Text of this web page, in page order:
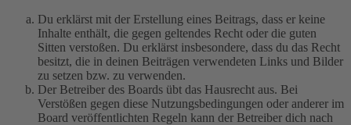
Du erklärst mit der Erstellung eines Beitrags, dass er keine
Inhalte enthält, die gegen geltendes Recht oder die guten
Sitten verstoßen. Du erklärst insbesondere, dass du das Recht
besitzt, die in deinen Beiträgen verwendeten Links und Bilder
zu setzen bzw. zu verwenden.
Der Betreiber des Boards übt das Hausrecht aus. Bei
Verstößen gegen diese Nutzungsbedingungen oder anderer im
Board veröffentlichten Regeln kann der Betreiber dich nach